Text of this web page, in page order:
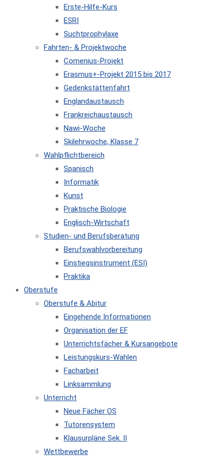
Erste-Hilfe-Kurs
ESRI
Suchtprophylaxe
Fahrten- & Projektwoche
Comenius-Projekt
Erasmus+-Projekt 2015 bis 2017
Gedenkstättenfahrt
Englandaustausch
Frankreichaustausch
Nawi-Woche
Skilehrwoche, Klasse 7
Wahlpflichtbereich
Spanisch
Informatik
Kunst
Praktische Biologie
Englisch-Wirtschaft
Studien- und Berufsberatung
Berufswahlvorbereitung
Einstiegsinstrument (ESI)
Praktika
Oberstufe
Oberstufe & Abitur
Eingehende Informationen
Organisation der EF
Unterrichtsfächer & Kursangebote
Leistungskurs-Wahlen
Facharbeit
Linksammlung
Unterricht
Neue Fächer OS
Tutorensystem
Klausurpläne Sek. II
Wettbewerbe